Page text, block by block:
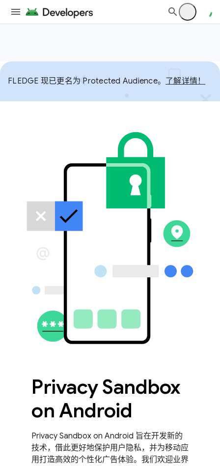
FLEDGE 现已更名为 Protected Audience。 了解详情！
Privacy Sandbox
on Android
Privacy Sandbox on Android 旨在开发新的
技术，借此更好地保护用户隐私，并为移动应
用打造高效的个性化广告体验。我们欢迎业界